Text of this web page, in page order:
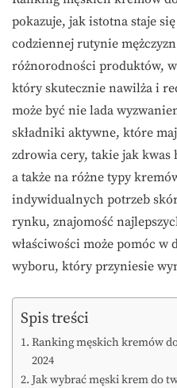
pokazuje, jak istotna staje
codziennej rutynie
różnorodności produktów,
który skutecznie nawilża i
może być nie lada
składniki aktywne, które
zdrowia cery, takie jak
a także na różne typy
indywidualnych potrzeb
rynku, znajomość
właściwości może pomóc w
wyboru, który przyniesie
Spis treści
Ranking męskich kremów
2024
Jak wybrać męski krem do